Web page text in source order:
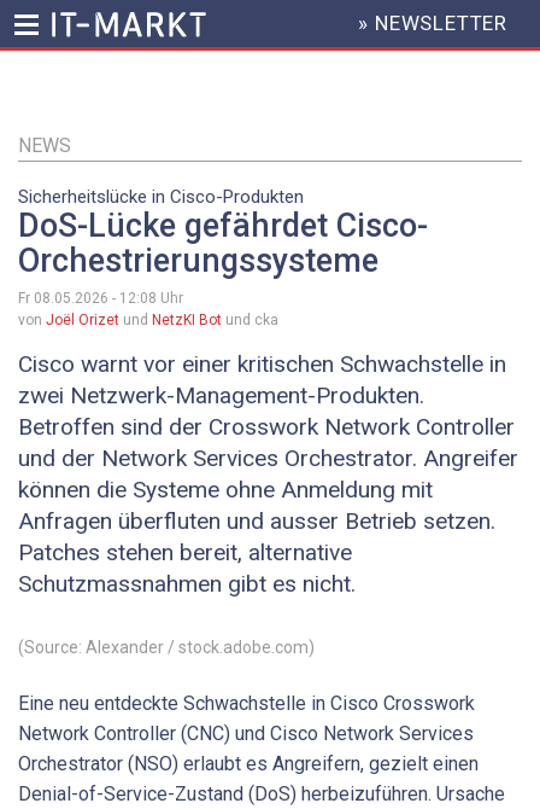
Inhalt
HEADER
MENU
» NEWSLETTER
NEWS
Sicherheitslücke in Cisco-Produkten
DoS-Lücke gefährdet Cisco-
Orchestrierungssysteme
Fr 08.05.2026 - 12:08 Uhr
von Joël Orizet und NetzKI Bot und cka
Cisco warnt vor einer kritischen Schwachstelle in
zwei Netzwerk-Management-Produkten.
Betroffen sind der Crosswork Network Controller
und der Network Services Orchestrator. Angreifer
können die Systeme ohne Anmeldung mit
Anfragen überfluten und ausser Betrieb setzen.
Patches stehen bereit, alternative
Schutzmassnahmen gibt es nicht.
(Source: Alexander / stock.adobe.com)
Eine neu entdeckte Schwachstelle in Cisco Crosswork
Network Controller (CNC) und Cisco Network Services
Orchestrator (NSO) erlaubt es Angreifern, gezielt einen
Denial-of-Service-Zustand (DoS) herbeizuführen. Ursache